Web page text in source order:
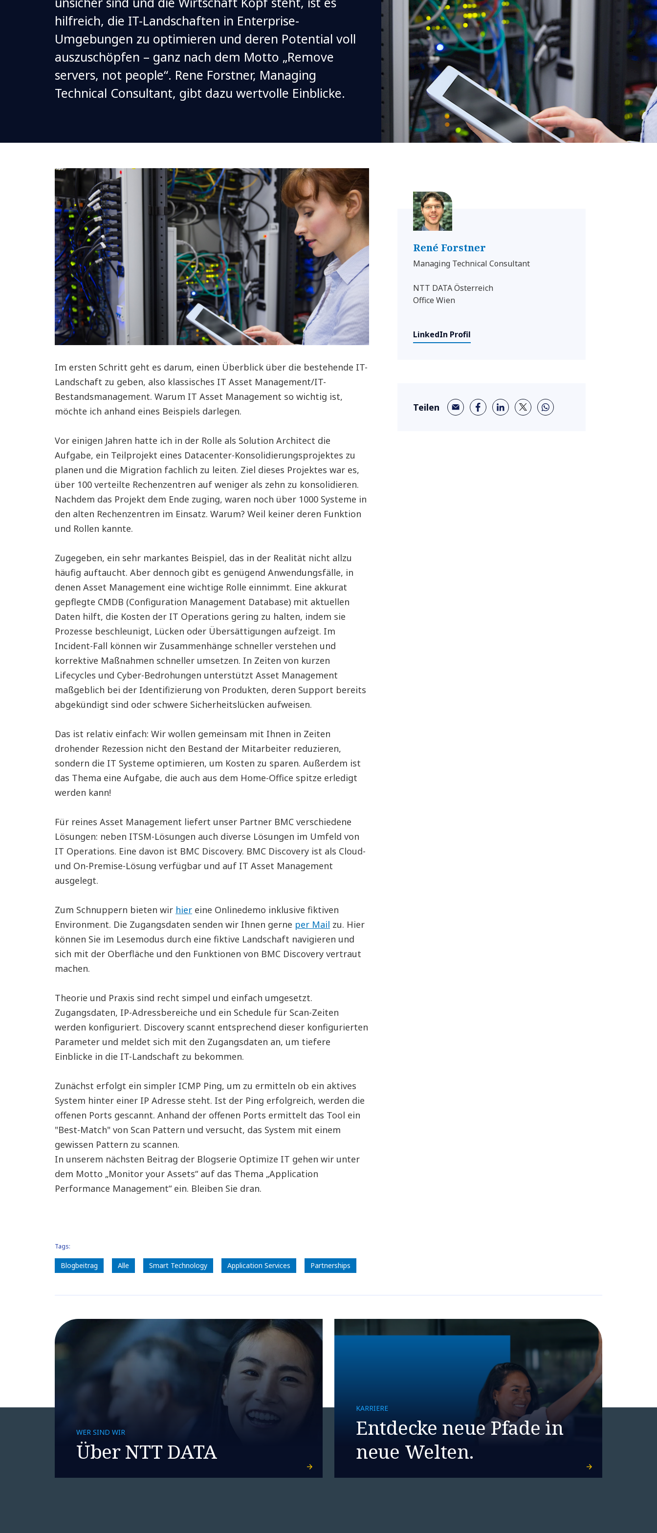
hilfreich, die IT-Landschaften in Enterprise-
Umgebungen zu optimieren und deren Potential voll
auszuschöpfen – ganz nach dem Motto „Remove
servers, not people“. Rene Forstner, Managing
Technical Consultant, gibt dazu wertvolle Einblicke.
Im ersten Schritt geht es darum, einen Überblick über die bestehende IT-
Landschaft zu geben, also klassisches IT Asset Management/IT-
Bestandsmanagement. Warum IT Asset Management so wichtig ist,
möchte ich anhand eines Beispiels darlegen.
Vor einigen Jahren hatte ich in der Rolle als Solution Architect die
Aufgabe, ein Teilprojekt eines Datacenter-Konsolidierungsprojektes zu
planen und die Migration fachlich zu leiten. Ziel dieses Projektes war es,
über 100 verteilte Rechenzentren auf weniger als zehn zu konsolidieren.
Nachdem das Projekt dem Ende zuging, waren noch über 1000 Systeme in
den alten Rechenzentren im Einsatz. Warum? Weil keiner deren Funktion
und Rollen kannte.
Zugegeben, ein sehr markantes Beispiel, das in der Realität nicht allzu
häufig auftaucht. Aber dennoch gibt es genügend Anwendungsfälle, in
denen Asset Management eine wichtige Rolle einnimmt. Eine akkurat
gepflegte CMDB (Configuration Management Database) mit aktuellen
Daten hilft, die Kosten der IT Operations gering zu halten, indem sie
Prozesse beschleunigt, Lücken oder Übersättigungen aufzeigt. Im
Incident-Fall können wir Zusammenhänge schneller verstehen und
korrektive Maßnahmen schneller umsetzen. In Zeiten von kurzen
Lifecycles und Cyber-Bedrohungen unterstützt Asset Management
maßgeblich bei der Identifizierung von Produkten, deren Support bereits
abgekündigt sind oder schwere Sicherheitslücken aufweisen.
Das ist relativ einfach: Wir wollen gemeinsam mit Ihnen in Zeiten
drohender Rezession nicht den Bestand der Mitarbeiter reduzieren,
sondern die IT Systeme optimieren, um Kosten zu sparen. Außerdem ist
das Thema eine Aufgabe, die auch aus dem Home-Office spitze erledigt
werden kann!
Für reines Asset Management liefert unser Partner BMC verschiedene
Lösungen: neben ITSM-Lösungen auch diverse Lösungen im Umfeld von
IT Operations. Eine davon ist BMC Discovery. BMC Discovery ist als Cloud-
und On-Premise-Lösung verfügbar und auf IT Asset Management
ausgelegt.
Zum Schnuppern bieten wir hiereine Onlinedemo inklusive fiktiven
Environment. Die Zugangsdaten senden wir Ihnen gerne per Mail zu. Hier
können Sie im Lesemodus durch eine fiktive Landschaft navigieren und
sich mit der Oberfläche und den Funktionen von BMC Discovery vertraut
machen.
Theorie und Praxis sind recht simpel und einfach umgesetzt.
Zugangsdaten, IP-Adressbereiche und ein Schedule für Scan-Zeiten
werden konfiguriert. Discovery scannt entsprechend dieser konfigurierten
Parameter und meldet sich mit den Zugangsdaten an, um tiefere
Einblicke in die IT-Landschaft zu bekommen.
Zunächst erfolgt ein simpler ICMP Ping, um zu ermitteln ob ein aktives
System hinter einer IP Adresse steht. Ist der Ping erfolgreich, werden die
offenen Ports gescannt. Anhand der offenen Ports ermittelt das Tool ein
"Best-Match" von Scan Pattern und versucht, das System mit einem
gewissen Pattern zu scannen.
In unserem nächsten Beitrag der Blogserie Optimize IT gehen wir unter
dem Motto „Monitor your Assets“ auf das Thema „Application
Performance Management“ ein. Bleiben Sie dran.
Tags:
Blogbeitrag Alle Smart Technology Application Services Partnerships
René Forstner
Managing Technical Consultant
NTT DATA Österreich
Office Wien
LinkedIn Profil
Teilen
WER SIND WIR
Über NTT DATA
KARRIERE
Entdecke neue Pfade in
neue Welten.